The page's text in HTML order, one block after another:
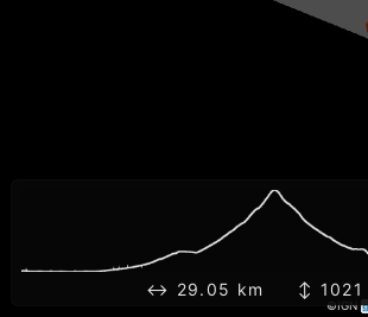
©IGN
↔ 29.05 km ↕ 1021